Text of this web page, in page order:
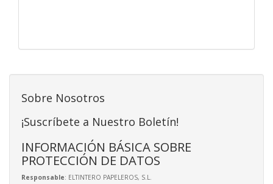
Sobre Nosotros
¡Suscríbete a Nuestro Boletín!
INFORMACIÓN BÁSICA SOBRE
PROTECCIÓN DE DATOS
Responsable: ELTINTERO PAPELEROS, S.L.